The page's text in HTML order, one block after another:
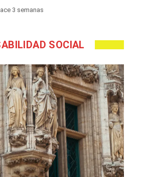
3 semanas
SOCIAL